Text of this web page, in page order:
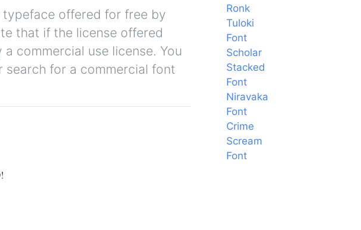
offered for free by
that if the license offered
commercial use license. You
for a commercial font
Ronk
Tuloki
Font
Scholar
Stacked
Font
Niravaka
Font
Crime
Scream
Font